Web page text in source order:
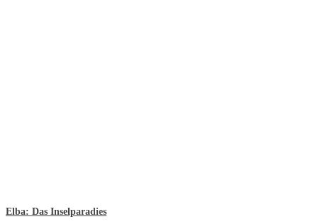
Elba: Das Inselparadies